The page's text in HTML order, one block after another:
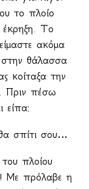
το πλοίο
έκρηξη. Το
ακόμα
θάλασσα
κοίταξα την
Πριν πέσω
είπα:
σπίτι σου…
πλοίου
Με πρόλαβε η